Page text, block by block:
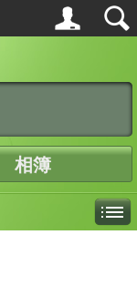
相簿